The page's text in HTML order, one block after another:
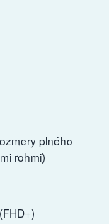
plného
rohmi)